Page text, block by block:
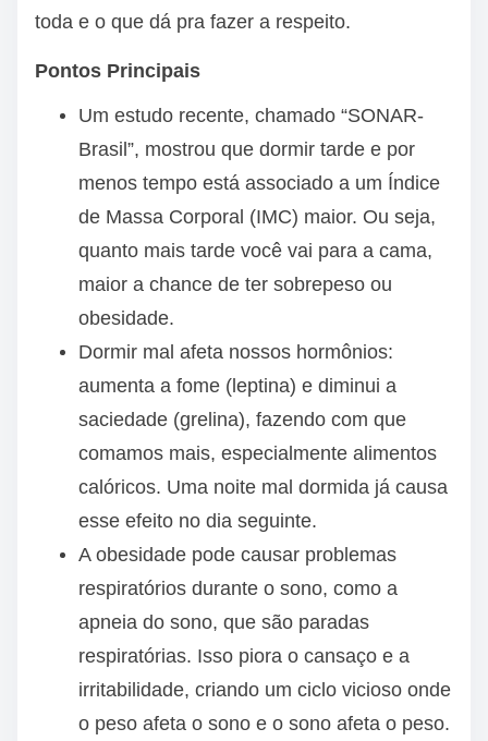
toda e o que dá pra fazer a respeito.
Pontos Principais
Um estudo recente, chamado “SONAR-
Brasil”, mostrou que dormir tarde e por
menos tempo está associado a um Índice
de Massa Corporal (IMC) maior. Ou seja,
quanto mais tarde você vai para a cama,
maior a chance de ter sobrepeso ou
obesidade.
Dormir mal afeta nossos hormônios:
aumenta a fome (leptina) e diminui a
saciedade (grelina), fazendo com que
comamos mais, especialmente alimentos
calóricos. Uma noite mal dormida já causa
esse efeito no dia seguinte.
A obesidade pode causar problemas
respiratórios durante o sono, como a
apneia do sono, que são paradas
respiratórias. Isso piora o cansaço e a
irritabilidade, criando um ciclo vicioso onde
o peso afeta o sono e o sono afeta o peso.